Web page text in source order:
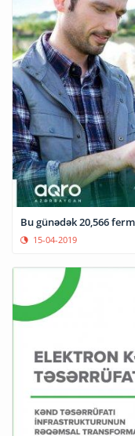
Bu günədək 20,566
15-04-2019